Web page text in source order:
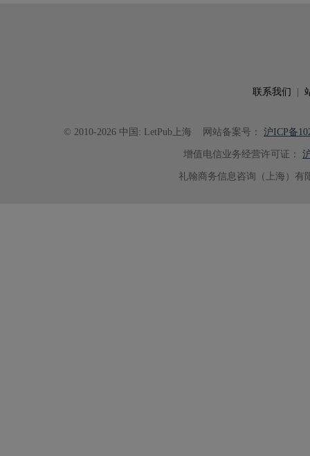
联系我们
© 2010-2026 中国: LetPub上海 网站备案号： 沪ICP备
增值电信业务经营许可证：
礼翰商务信息咨询（上海）